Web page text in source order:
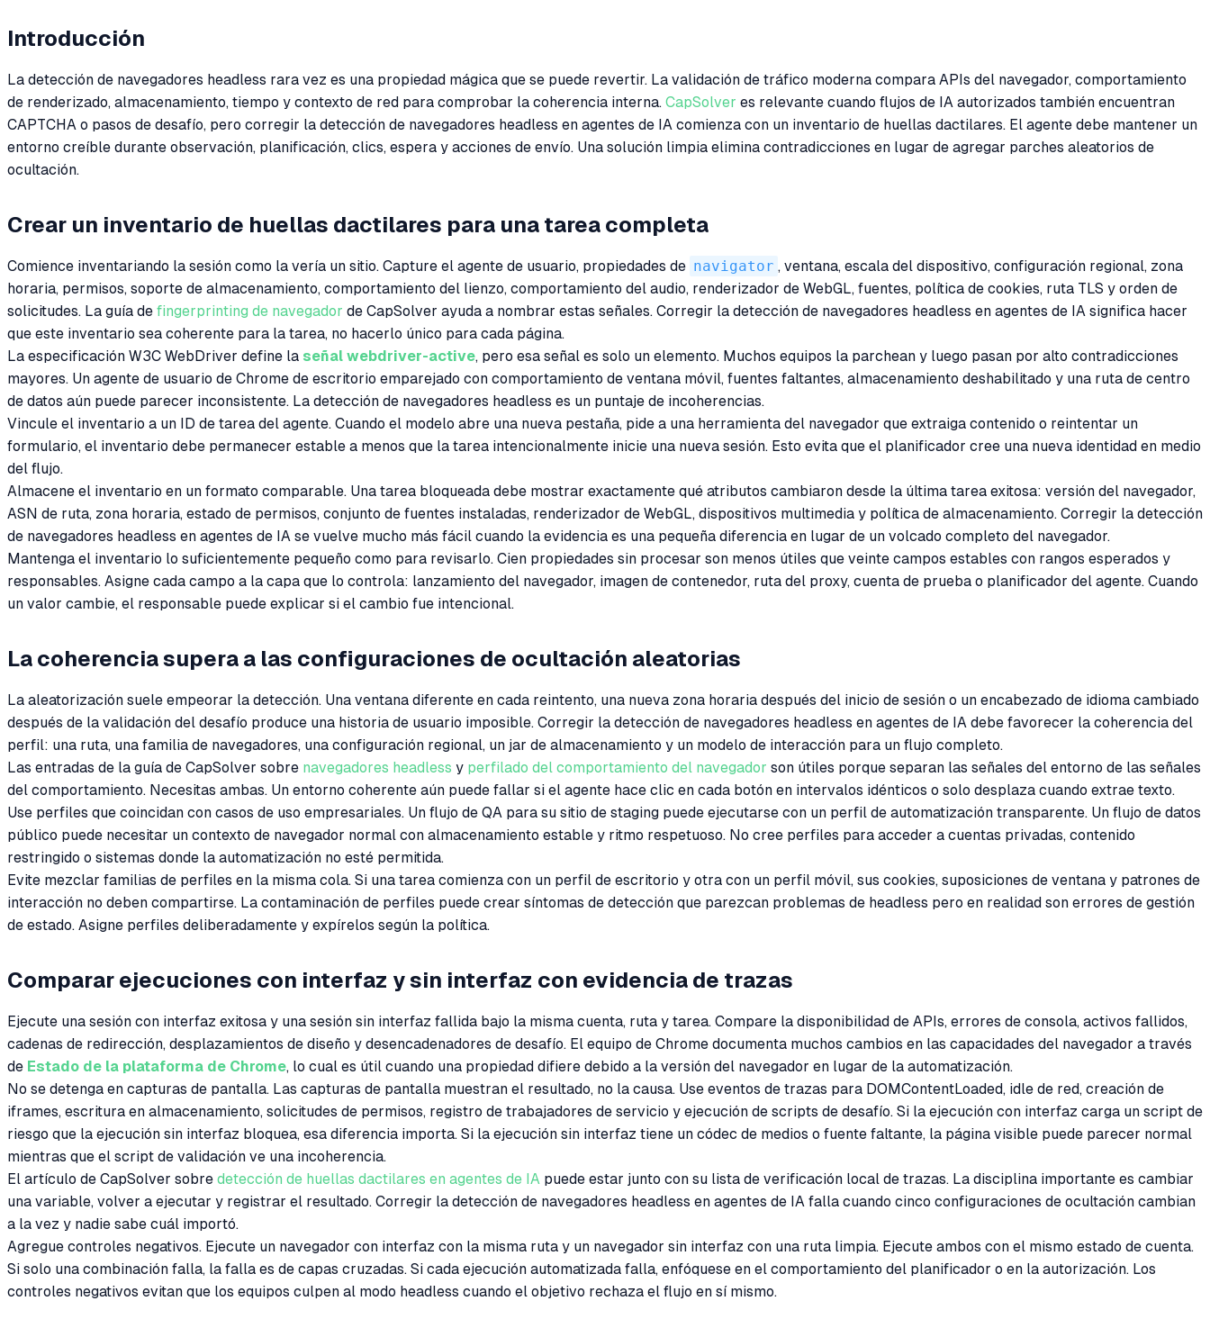
Introducción
La detección de navegadores headless rara vez es una propiedad mágica que se puede revertir. La validación de tráfico moderna compara APIs del navegador, comportamiento
de renderizado, almacenamiento, tiempo y contexto de red para comprobar la coherencia interna. CapSolver es relevante cuando flujos de IA autorizados también encuentran
CAPTCHA o pasos de desafío, pero corregir la detección de navegadores headless en agentes de IA comienza con un inventario de huellas dactilares. El agente debe mantener un
entorno creíble durante observación, planificación, clics, espera y acciones de envío. Una solución limpia elimina contradicciones en lugar de agregar parches aleatorios de
ocultación.
Crear un inventario de huellas dactilares para una tarea completa
Comience inventariando la sesión como la vería un sitio. Capture el agente de usuario, propiedades de navigator , ventana, escala del dispositivo, configuración regional, zona
horaria, permisos, soporte de almacenamiento, comportamiento del lienzo, comportamiento del audio, renderizador de WebGL, fuentes, política de cookies, ruta TLS y orden de
solicitudes. La guía de fingerprinting de navegador de CapSolver ayuda a nombrar estas señales. Corregir la detección de navegadores headless en agentes de IA significa hacer
que este inventario sea coherente para la tarea, no hacerlo único para cada página.
La especificación W3C WebDriver define la señal webdriver-active, pero esa señal es solo un elemento. Muchos equipos la parchean y luego pasan por alto contradicciones
mayores. Un agente de usuario de Chrome de escritorio emparejado con comportamiento de ventana móvil, fuentes faltantes, almacenamiento deshabilitado y una ruta de centro
de datos aún puede parecer inconsistente. La detección de navegadores headless es un puntaje de incoherencias.
Vincule el inventario a un ID de tarea del agente. Cuando el modelo abre una nueva pestaña, pide a una herramienta del navegador que extraiga contenido o reintentar un
formulario, el inventario debe permanecer estable a menos que la tarea intencionalmente inicie una nueva sesión. Esto evita que el planificador cree una nueva identidad en medio
del flujo.
Almacene el inventario en un formato comparable. Una tarea bloqueada debe mostrar exactamente qué atributos cambiaron desde la última tarea exitosa: versión del navegador,
ASN de ruta, zona horaria, estado de permisos, conjunto de fuentes instaladas, renderizador de WebGL, dispositivos multimedia y política de almacenamiento. Corregir la detección
de navegadores headless en agentes de IA se vuelve mucho más fácil cuando la evidencia es una pequeña diferencia en lugar de un volcado completo del navegador.
Mantenga el inventario lo suficientemente pequeño como para revisarlo. Cien propiedades sin procesar son menos útiles que veinte campos estables con rangos esperados y
responsables. Asigne cada campo a la capa que lo controla: lanzamiento del navegador, imagen de contenedor, ruta del proxy, cuenta de prueba o planificador del agente. Cuando
un valor cambie, el responsable puede explicar si el cambio fue intencional.
La coherencia supera a las configuraciones de ocultación aleatorias
La aleatorización suele empeorar la detección. Una ventana diferente en cada reintento, una nueva zona horaria después del inicio de sesión o un encabezado de idioma cambiado
después de la validación del desafío produce una historia de usuario imposible. Corregir la detección de navegadores headless en agentes de IA debe favorecer la coherencia del
perfil: una ruta, una familia de navegadores, una configuración regional, un jar de almacenamiento y un modelo de interacción para un flujo completo.
Las entradas de la guía de CapSolver sobre navegadores headless y perfilado del comportamiento del navegador son útiles porque separan las señales del entorno de las señales
del comportamiento. Necesitas ambas. Un entorno coherente aún puede fallar si el agente hace clic en cada botón en intervalos idénticos o solo desplaza cuando extrae texto.
Use perfiles que coincidan con casos de uso empresariales. Un flujo de QA para su sitio de staging puede ejecutarse con un perfil de automatización transparente. Un flujo de datos
público puede necesitar un contexto de navegador normal con almacenamiento estable y ritmo respetuoso. No cree perfiles para acceder a cuentas privadas, contenido
restringido o sistemas donde la automatización no esté permitida.
Evite mezclar familias de perfiles en la misma cola. Si una tarea comienza con un perfil de escritorio y otra con un perfil móvil, sus cookies, suposiciones de ventana y patrones de
interacción no deben compartirse. La contaminación de perfiles puede crear síntomas de detección que parezcan problemas de headless pero en realidad son errores de gestión
de estado. Asigne perfiles deliberadamente y expírelos según la política.
Comparar ejecuciones con interfaz y sin interfaz con evidencia de trazas
Ejecute una sesión con interfaz exitosa y una sesión sin interfaz fallida bajo la misma cuenta, ruta y tarea. Compare la disponibilidad de APIs, errores de consola, activos fallidos,
cadenas de redirección, desplazamientos de diseño y desencadenadores de desafío. El equipo de Chrome documenta muchos cambios en las capacidades del navegador a través
de Estado de la plataforma de Chrome, lo cual es útil cuando una propiedad difiere debido a la versión del navegador en lugar de la automatización.
No se detenga en capturas de pantalla. Las capturas de pantalla muestran el resultado, no la causa. Use eventos de trazas para DOMContentLoaded, idle de red, creación de
iframes, escritura en almacenamiento, solicitudes de permisos, registro de trabajadores de servicio y ejecución de scripts de desafío. Si la ejecución con interfaz carga un script de
riesgo que la ejecución sin interfaz bloquea, esa diferencia importa. Si la ejecución sin interfaz tiene un códec de medios o fuente faltante, la página visible puede parecer normal
mientras que el script de validación ve una incoherencia.
El artículo de CapSolver sobre detección de huellas dactilares en agentes de IA puede estar junto con su lista de verificación local de trazas. La disciplina importante es cambiar
una variable, volver a ejecutar y registrar el resultado. Corregir la detección de navegadores headless en agentes de IA falla cuando cinco configuraciones de ocultación cambian
a la vez y nadie sabe cuál importó.
Agregue controles negativos. Ejecute un navegador con interfaz con la misma ruta y un navegador sin interfaz con una ruta limpia. Ejecute ambos con el mismo estado de cuenta.
Si solo una combinación falla, la falla es de capas cruzadas. Si cada ejecución automatizada falla, enfóquese en el comportamiento del planificador o en la autorización. Los
controles negativos evitan que los equipos culpen al modo headless cuando el objetivo rechaza el flujo en sí mismo.